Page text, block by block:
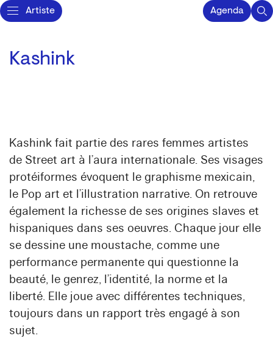
Artiste Agenda
Kashink
Kashink fait partie des rares femmes artistes
de Street art à l’aura internationale. Ses visages
protéiformes évoquent le graphisme mexicain,
le Pop art et l’illustration narrative. On retrouve
également la richesse de ses origines slaves et
hispaniques dans ses oeuvres. Chaque jour elle
se dessine une moustache, comme une
performance permanente qui questionne la
beauté, le genrez, l’identité, la norme et la
liberté. Elle joue avec différentes techniques,
toujours dans un rapport très engagé à son
sujet.